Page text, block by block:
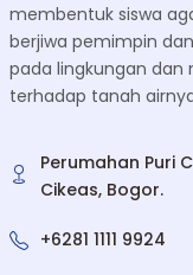
membentuk siswa
berjiwa pemimpin
pada lingkungan dan
terhadap tanah
Perumahan Puri
Cikeas, Bogor.
+6281 1111 9924